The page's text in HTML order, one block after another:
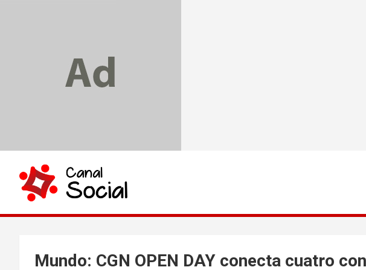
content
Canal Social
Mundo: CGN OPEN DAY conecta cuatro